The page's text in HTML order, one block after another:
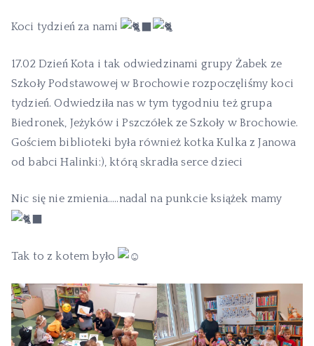
Koci tydzień za nami
17.02 Dzień Kota i tak odwiedzinami grupy Żabek ze
Szkoły Podstawowej w Brochowie rozpoczęliśmy koci
tydzień. Odwiedziła nas w tym tygodniu też grupa
Biedronek, Jeżyków i Pszczółek ze Szkoły w Brochowie.
Gościem biblioteki była również kotka Kulka z Janowa
od babci Halinki:), którą skradła serce dzieci
Nic się nie zmienia…..nadal na punkcie książek mamy
Tak to z kotem było